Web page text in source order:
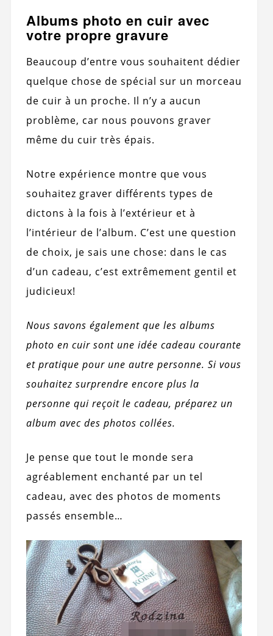
Albums photo en cuir avec
votre propre gravure
Beaucoup d’entre vous souhaitent dédier
quelque chose de spécial sur un morceau
de cuir à un proche. Il n’y a aucun
problème, car nous pouvons graver
même du cuir très épais.
Notre expérience montre que vous
souhaitez graver différents types de
dictons à la fois à l’extérieur et à
l’intérieur de l’album. C’est une question
de choix, je sais une chose: dans le cas
d’un cadeau, c’est extrêmement gentil et
judicieux!
Nous savons également que les albums
photo en cuir sont une idée cadeau courante
et pratique pour une autre personne. Si vous
souhaitez surprendre encore plus la
personne qui reçoit le cadeau, préparez un
album avec des photos collées.
Je pense que tout le monde sera
agréablement enchanté par un tel
cadeau, avec des photos de moments
passés ensemble…